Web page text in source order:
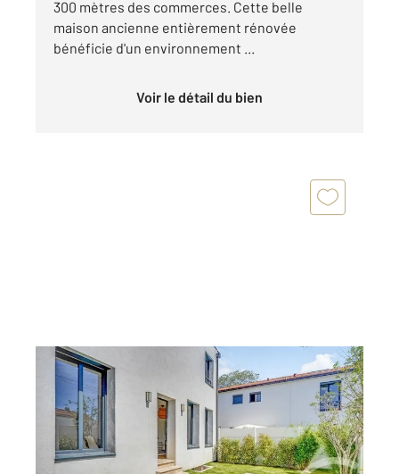
300 mètres des commerces. Cette belle
maison ancienne entièrement rénovée
bénéficie d'un environnement ...
Voir le détail du bien
ST MAUR DES FOSSES 94
72 m 2
, 5 pièces
Ref : 1451
Maison à vendre